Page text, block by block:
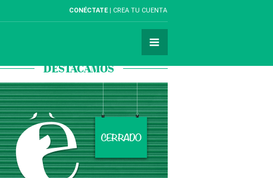
CONÉCTATE CREA TU CUENTA
DESTACAMOS